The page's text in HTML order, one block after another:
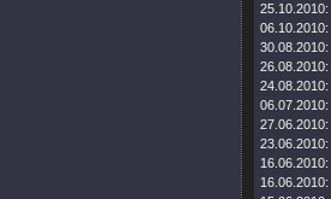
25.10.2010:
06.10.2010:
30.08.2010:
26.08.2010:
24.08.2010:
06.07.2010:
27.06.2010:
23.06.2010:
16.06.2010:
16.06.2010: